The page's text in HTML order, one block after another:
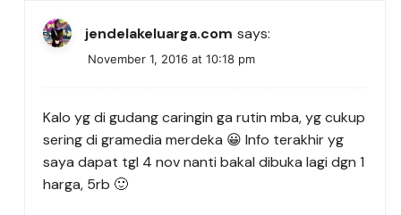
jendelakeluarga.com says:
November 1, 2016 at 10:18 pm
Kalo yg di gudang caringin ga rutin mba, yg cukup
sering di gramedia merdeka 😀 Info terakhir yg
saya dapat tgl 4 nov nanti bakal dibuka lagi dgn 1
harga, 5rb 🙂